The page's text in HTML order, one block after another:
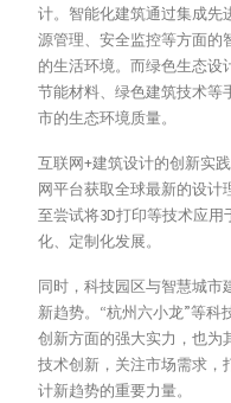
计。智能化建筑通过集成先
源管理、安全监控等方面的
的生活环境。而绿色生态设
节能材料、绿色建筑技术等
市的生态环境质量。
互联网+建筑设计的创新实
网平台获取全球最新的设计
至尝试将3D打印等技术应
化、定制化发展。
同时，科技园区与智慧城市
新趋势。“杭州六小龙”等
创新方面的强大实力，也为
技术创新，关注市场需求，
计新趋势的重要力量。